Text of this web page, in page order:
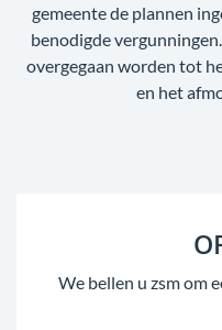
gemeente de plannen
benodigde
overgegaan worden tot
en het
We bellen u zsm om